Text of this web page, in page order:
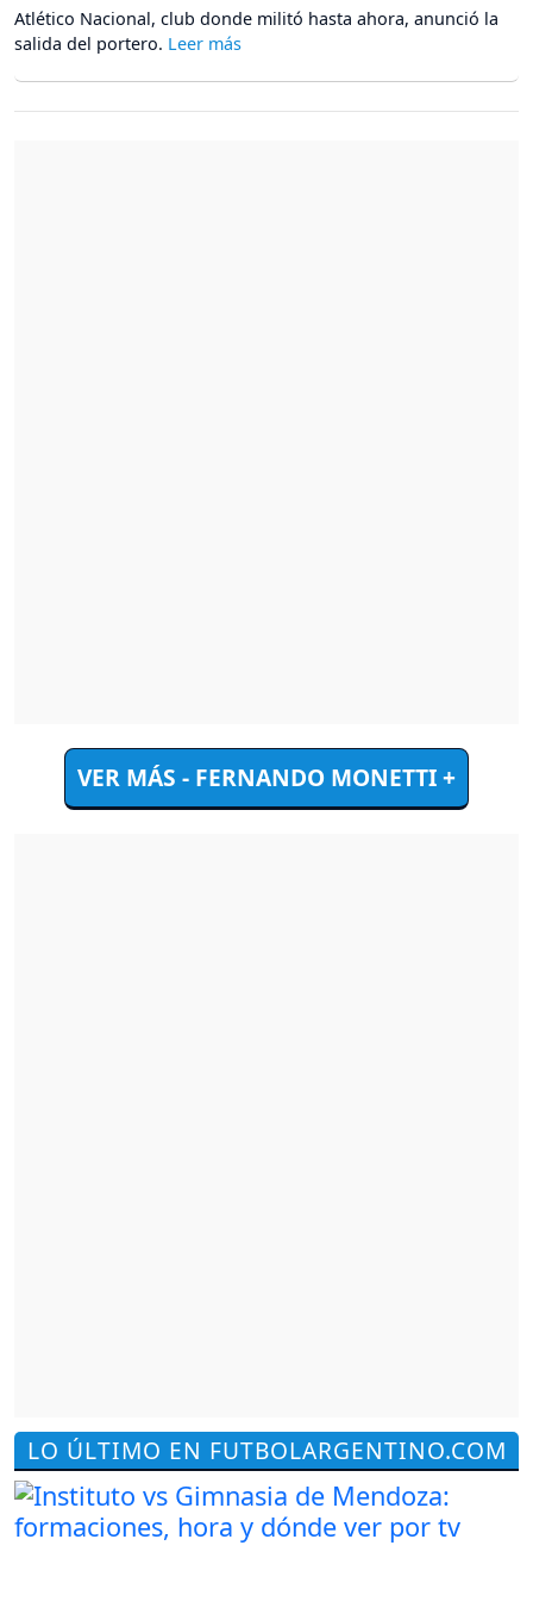
Atlético Nacional, club donde militó hasta ahora, anunció la
salida del portero.
VER MÁS - FERNANDO MONETTI +
LO ÚLTIMO EN FUTBOLARGENTINO.COM